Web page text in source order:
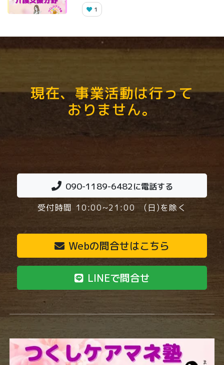
1
現在、事業活動は行って
おりません。
090-1189-6482に電話する
受付時間 10:00~21:00 (日)を除く
Webの問合せはこちら
LINEで問合せ